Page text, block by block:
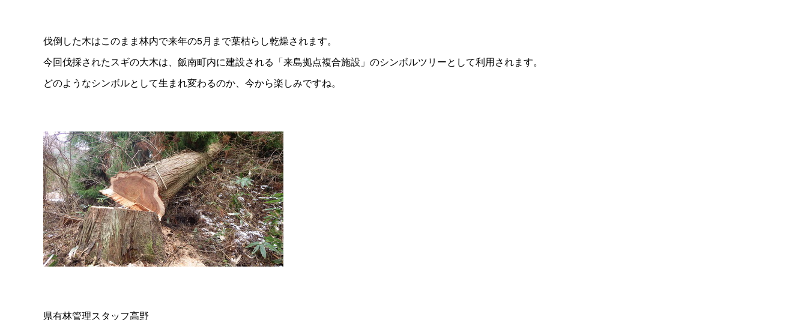
伐倒した木はこのまま林内で来年の5月まで葉枯らし乾燥されます。
今回伐採されたスギの大木は、飯南町内に建設される「来島拠点複合施設」のシンボルツリーとして利用されます。
どのようなシンボルとして生まれ変わるのか、今から楽しみですね。
県有林管理スタッフ高野